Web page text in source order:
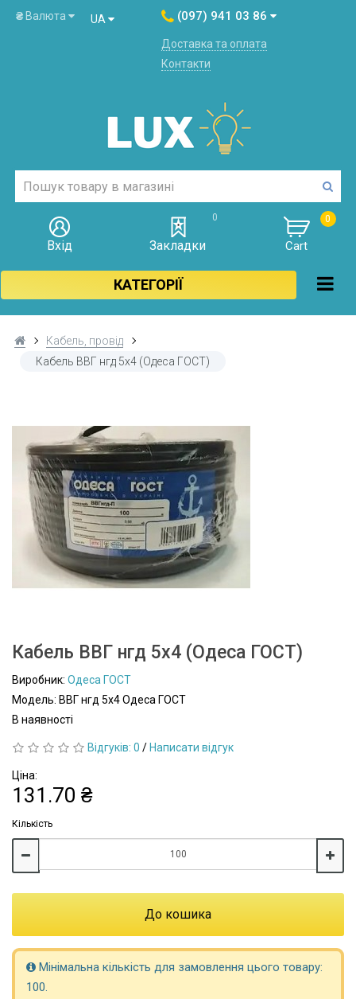
₴ Валюта UA (097) 941 03 86
Доставка та оплата
Контакти
Вхід
0
Закладки
0
Cart
КАТЕГОРІЇ
Кабель, провід
Кабель ВВГ нгд 5х4 (Одеса ГОСТ)
Кабель ВВГ нгд 5х4 (Одеса ГОСТ)
Виробник: Одеса ГОСТ
Модель: ВВГ нгд 5х4 Одеса ГОСТ
В наявності
Відгуків: 0 / Написати відгук
Ціна:
131.70 ₴
Кількість
До кошика
Мінімальна кількість для замовлення цього товару:
100.